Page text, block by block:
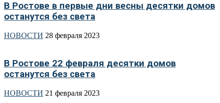
В Ростове в первые дни весны десятки домов
останутся без света
НОВОСТИ 28 февраля 2023
В Ростове 22 февраля десятки домов
останутся без света
НОВОСТИ 21 февраля 2023